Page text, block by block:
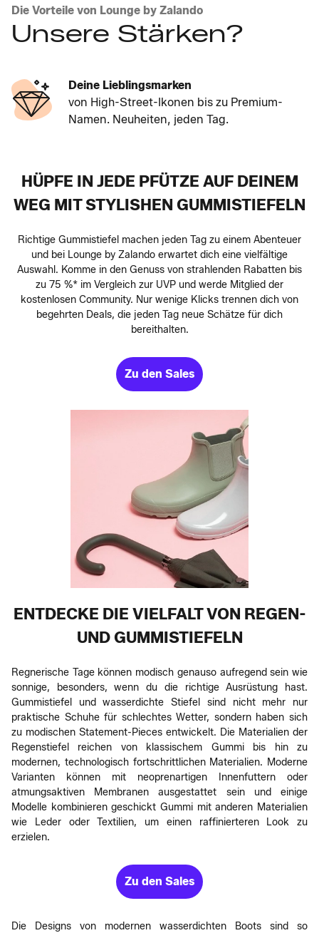
Die Vorteile von Lounge by Zalando
Unsere Stärken?
Deine Lieblingsmarken
von High-Street-Ikonen bis zu Premium-
Namen. Neuheiten, jeden Tag.
HÜPFE IN JEDE PFÜTZE AUF DEINEM
WEG MIT STYLISHEN GUMMISTIEFELN
Richtige Gummistiefel machen jeden Tag zu einem Abenteuer
und bei Lounge by Zalando erwartet dich eine vielfältige
Auswahl. Komme in den Genuss von strahlenden Rabatten bis
zu 75 %* im Vergleich zur UVP und werde Mitglied der
kostenlosen Community. Nur wenige Klicks trennen dich von
begehrten Deals, die jeden Tag neue Schätze für dich
bereithalten.
Zu den Sales
ENTDECKE DIE VIELFALT VON REGEN-
UND GUMMISTIEFELN
Regnerische Tage können modisch genauso aufregend sein wie
sonnige, besonders, wenn du die richtige Ausrüstung hast.
Gummistiefel und wasserdichte Stiefel sind nicht mehr nur
praktische Schuhe für schlechtes Wetter, sondern haben sich
zu modischen Statement-Pieces entwickelt. Die Materialien der
Regenstiefel reichen von klassischem Gummi bis hin zu
modernen, technologisch fortschrittlichen Materialien. Moderne
Varianten können mit neoprenartigen Innenfuttern oder
atmungsaktiven Membranen ausgestattet sein und einige
Modelle kombinieren geschickt Gummi mit anderen Materialien
wie Leder oder Textilien, um einen raffinierteren Look zu
erzielen.
Zu den Sales
Die Designs von modernen wasserdichten Boots sind so